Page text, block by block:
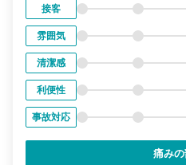
接客
雰囲気
清潔感
利便性
事故対応
痛み